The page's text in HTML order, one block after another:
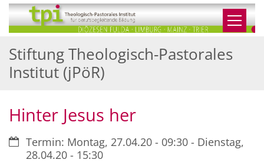
Zum Inhalt springen
Stiftung Theologisch-Pastorales
Institut (jPöR)
Hinter Jesus her
Datum:Termin: Montag, 27.04.20 - 09:30 - Dienstag,
28.04.20 - 15:30